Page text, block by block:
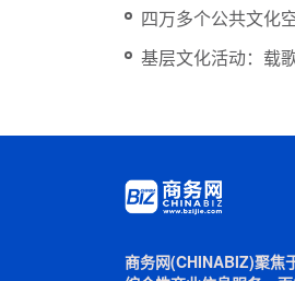
四万多个公共文化
基层文化活动：载
商务网(CHINABIZ)聚焦